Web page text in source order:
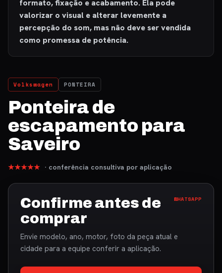
formato, fixação e acabamento. Ela pode
valorizar o visual e alterar levemente a
percepção do som, mas não deve ser vendida
como promessa de potência.
Volkswagen PONTEIRA
Ponteira de
escapamento para
Saveiro
★★★★★ · conferência consultiva por aplicação
Confirme antes de
comprar
WHATSAPP
Envie modelo, ano, motor, foto da peça atual e
cidade para a equipe conferir a aplicação.